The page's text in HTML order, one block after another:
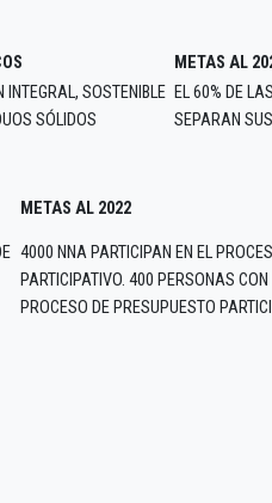
METAS AL
INTEGRAL, SOSTENIBLE
SÓLIDOS
EL 60% DE
SEPARAN
METAS AL 2022
4000 NNA PARTICIPAN EN EL
PARTICIPATIVO. 400 PERSONAS
PROCESO DE PRESUPUESTO